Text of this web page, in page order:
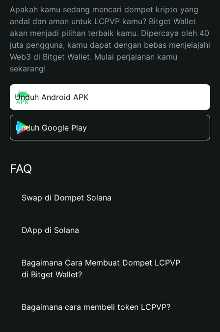
Apakah kamu sedang mencari dompet kripto yang
andal dan aman untuk LCPVP kamu? Bitget Wallet
akan menjadi pilihan terbaik kamu. Dipercaya oleh 40
juta pengguna, kamu dapat dengan bebas menjelajahi
Web3 di Bitget Wallet. Mulai perjalanan kamu
sekarang!
Unduh Android APK
Unduh Google Play
FAQ
Swap di Dompet Solana
DApp di Solana
Bagaimana Cara Membuat Dompet LCPVP
di Bitget Wallet?
Bagaimana cara membeli token LCPVP?